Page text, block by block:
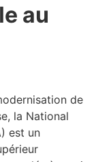
au
de
la National
est un